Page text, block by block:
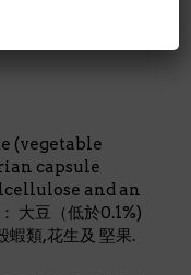
(vegetable
capsule
and an
大豆（低於0.1%)
蝦類,花生及 堅果.